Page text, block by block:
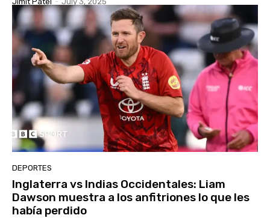
DEPORTES
Inglaterra vs Indias Occidentales: Liam
Dawson muestra a los anfitriones lo que les
había perdido